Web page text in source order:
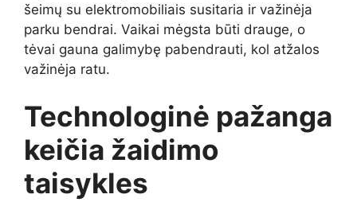
šeimų su elektromobiliais susitaria ir važinėja
parku bendrai. Vaikai mėgsta būti drauge, o
tėvai gauna galimybę pabendrauti, kol atžalos
važinėja ratu.
Technologinė pažanga
keičia žaidimo
taisykles